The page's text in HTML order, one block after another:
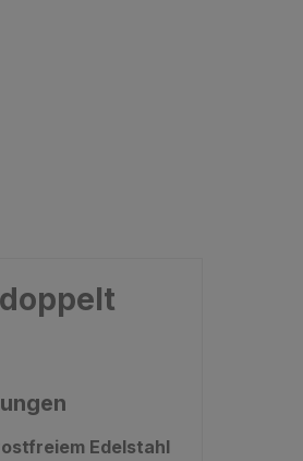
Edelstahl